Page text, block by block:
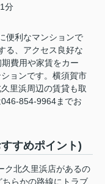
分
便利なマンションで
る、アクセス良好な
費用や家賃をカー
ョンです。横須賀市
里浜周辺の賃貸も取
854-9964までお
すめポイント)
ク北久里浜店があるの
らかの路線にトラブ